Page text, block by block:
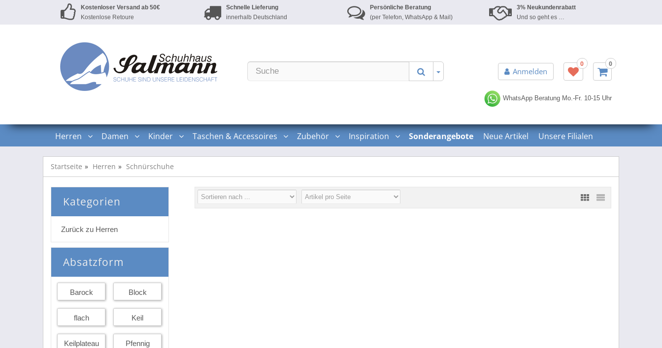
Kostenloser Versand ab 50€
Kostenlose Retoure
Schnelle Lieferung
innerhalb Deutschland
Persönliche Beratung
(per Telefon, WhatsApp & Mail)
3% Neukundenrabatt
Und so geht es …
Anmelden
0 0
WhatsApp BeratungMo.-Fr. 10-15 Uhr
Erweiterte Suche »
Herren Damen Kinder Taschen & Accessoires Zubehör Inspiration Sonderangebote Neue Artikel Unsere Filialen
Startseite Herren Schnürschuhe
Kategorien
Zurück zu Herren
Absatzform
Barock Block
flach Keil
Keilplateau Pfennig